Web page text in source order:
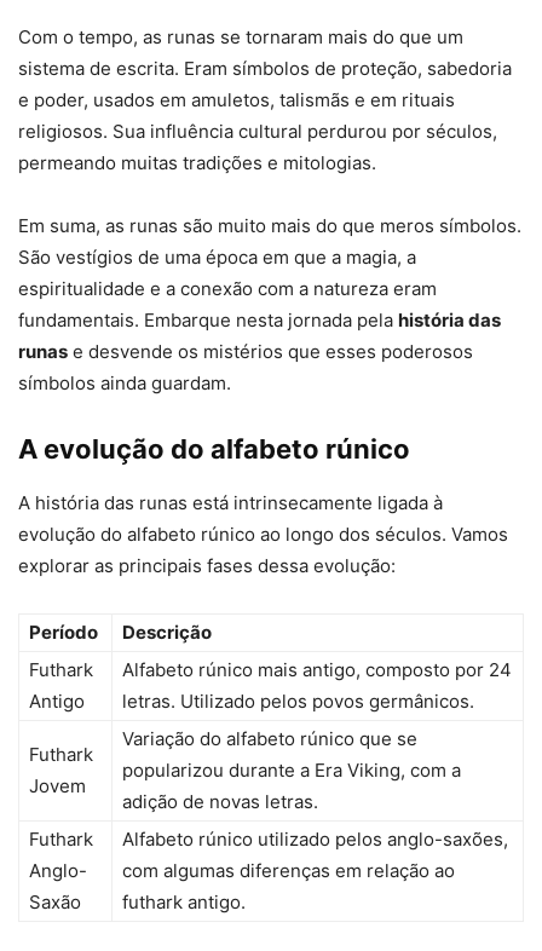
Com o tempo, as runas se tornaram mais do que um
sistema de escrita. Eram símbolos de proteção, sabedoria
e poder, usados em amuletos, talismãs e em rituais
religiosos. Sua influência cultural perdurou por séculos,
permeando muitas tradições e mitologias.
Em suma, as runas são muito mais do que meros símbolos.
São vestígios de uma época em que a magia, a
espiritualidade e a conexão com a natureza eram
fundamentais. Embarque nesta jornada pela história das
runas e desvende os mistérios que esses poderosos
símbolos ainda guardam.
A evolução do alfabeto rúnico
A história das runas está intrinsecamente ligada à
evolução do alfabeto rúnico ao longo dos séculos. Vamos
explorar as principais fases dessa evolução:
Período
Descrição
Futhark
Antigo
Alfabeto rúnico mais antigo, composto por 24
letras. Utilizado pelos povos germânicos.
Futhark
Jovem
Variação do alfabeto rúnico que se
popularizou durante a Era Viking, com a
adição de novas letras.
Futhark
Anglo-
Saxão
Alfabeto rúnico utilizado pelos anglo-saxões,
com algumas diferenças em relação ao
futhark antigo.